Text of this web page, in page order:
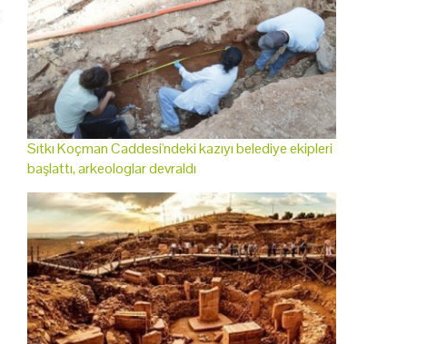
Sıtkı Koçman Caddesi'ndeki kazıyı belediye ekipleri
başlattı, arkeologlar devraldı